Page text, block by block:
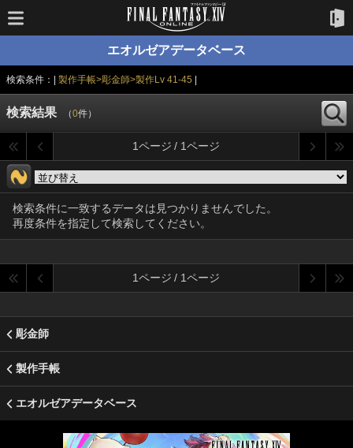
エオルゼアデータベース
検索条件：| 製作手帳>彫金師>製作Lv 41-45
検索結果 （0件）
1ページ / 1ページ
検索条件に一致するデータは見つかりませんでした。
再度条件を指定して検索してください。
1ページ / 1ページ
彫金師
製作手帳
エオルゼアデータベース